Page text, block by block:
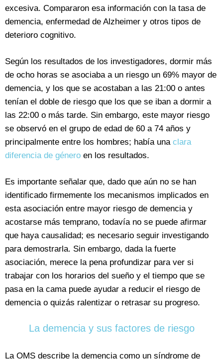
excesiva. Compararon esa información con la tasa de
demencia, enfermedad de Alzheimer y otros tipos de
deterioro cognitivo.
Según los resultados de los investigadores, dormir más
de ocho horas se asociaba a un riesgo un 69% mayor de
demencia, y los que se acostaban a las 21:00 o antes
tenían el doble de riesgo que los que se iban a dormir a
las 22:00 o más tarde. Sin embargo, este mayor riesgo
se observó en el grupo de edad de 60 a 74 años y
principalmente entre los hombres; había una clara
diferencia de género en los resultados.
Es importante señalar que, dado que aún no se han
identificado firmemente los mecanismos implicados en
esta asociación entre mayor riesgo de demencia y
acostarse más temprano, todavía no se puede afirmar
que haya causalidad; es necesario seguir investigando
para demostrarla. Sin embargo, dada la fuerte
asociación, merece la pena profundizar para ver si
trabajar con los horarios del sueño y el tiempo que se
pasa en la cama puede ayudar a reducir el riesgo de
demencia o quizás ralentizar o retrasar su progreso.
La demencia y sus factores de riesgo
La OMS describe la demencia como un síndrome de